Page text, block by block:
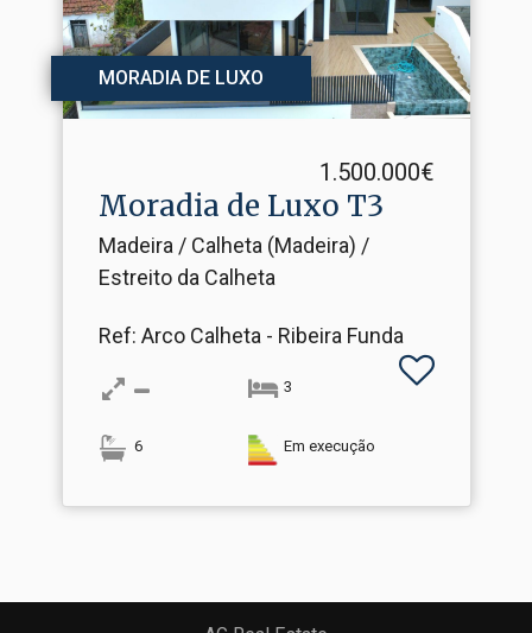
MORADIA DE LUXO
1.500.000€
Moradia de Luxo T3
Madeira / Calheta (Madeira) /
Estreito da Calheta
Ref: Arco Calheta - Ribeira Funda
3
6 Em execução